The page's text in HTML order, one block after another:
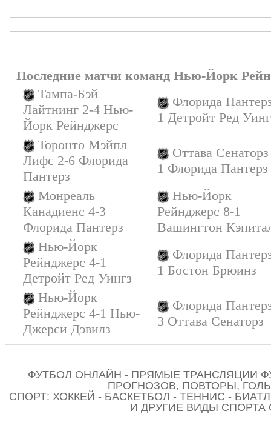
Последние матчи команд Нью-Йорк
Тампа-Бэй
Лайтнинг 2-4 Нью-
Йорк Рейнджерс
Флорида
1 Детройт Ред
Торонто Мэйпл
Лифс 2-6 Флорида
Пантерз
Оттава
1 Флорида Пантерз
Монреаль
Канадиенс 4-3
Флорида Пантерз
Нью-Йорк
Рейнджерс 8-1
Вашингтон
Нью-Йорк
Рейнджерс 4-1
Детройт Ред Уингз
Флорида
1 Бостон Брюинз
Нью-Йорк
Рейнджерс 4-1 Нью-
Джерси Дэвилз
Флорида
3 Оттава Сенаторз
ФУТБОЛ ОНЛАЙН - ПРЯМЫЕ ТРАНСЛЯЦИИ
ПРОГНОЗОВ, ПОВТОРЫ,
СПОРТ: ХОККЕЙ - БАСКЕТБОЛ - ТЕННИС -
И ДРУГИЕ ВИДЫ СПОРТА